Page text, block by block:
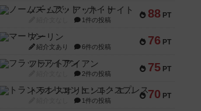
88 PT
ノームズ・アット・ナイト
1件の投稿
76 PT
マーリン
紹介文あり 6件の投稿
75 PT
フラットアイアン
2件の投稿
70 PT
トランスオリエント・エクスプレス
1件の投稿